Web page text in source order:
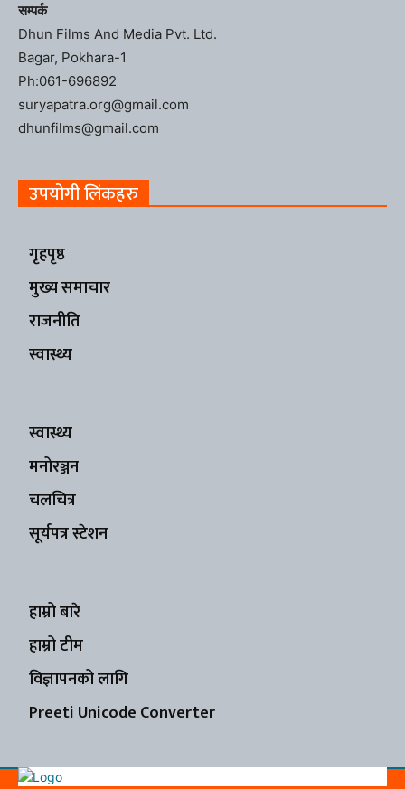
सम्पर्क
Dhun Films And Media Pvt. Ltd.
Bagar, Pokhara-1
Ph:061-696892
suryapatra.org@gmail.com
dhunfilms@gmail.com
उपयोगी लिंकहरु
गृहपृष्ठ
मुख्य समाचार
राजनीति
स्वास्थ्य
स्वास्थ्य
मनोरञ्जन
चलचित्र
सूर्यपत्र स्टेशन
हाम्रो बारे
हाम्रो टीम
विज्ञापनको लागि
Preeti Unicode Converter